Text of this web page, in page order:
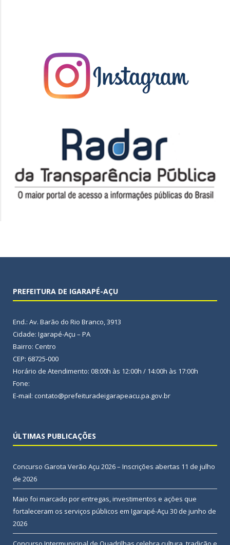
PREFEITURA DE IGARAPÉ-AÇU
End.: Av. Barão do Rio Branco, 3913
Cidade: Igarapé-Açu – PA
Bairro: Centro
CEP: 68725-000
Horário de Atendimento: 08:00h às 12:00h / 14:00h às 17:00h
Fone:
E-mail: contato@prefeituradeigarapeacu.pa.gov.br
ÚLTIMAS PUBLICAÇÕES
Concurso Garota Verão Açu 2026 – Inscrições abertas 11 de julho
de 2026
Maio foi marcado por entregas, investimentos e ações que
fortaleceram os serviços públicos em Igarapé-Açu 30 de junho de
2026